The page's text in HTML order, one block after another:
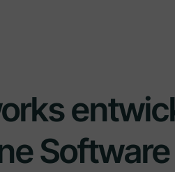
Software